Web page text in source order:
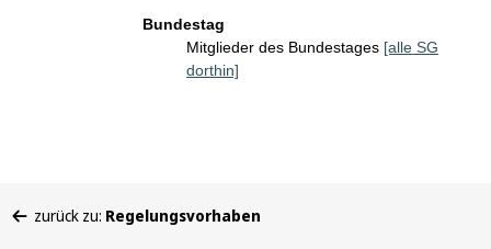
Bundestag
Mitglieder des Bundestages [alle SG
dorthin]
befinden
zurück zu: Regelungsvorhaben